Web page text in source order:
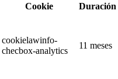
Cookie
Duración
cookielawinfo-
checbox-analytics
11 meses